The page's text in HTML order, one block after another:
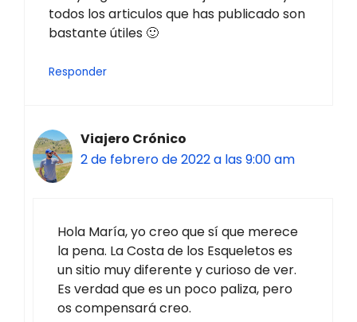
todos los articulos que has publicado son
bastante útiles 🙂
Responder
Viajero Crónico
2 de febrero de 2022 a las 9:00 am
Hola María, yo creo que sí que merece
la pena. La Costa de los Esqueletos es
un sitio muy diferente y curioso de ver.
Es verdad que es un poco paliza, pero
os compensará creo.